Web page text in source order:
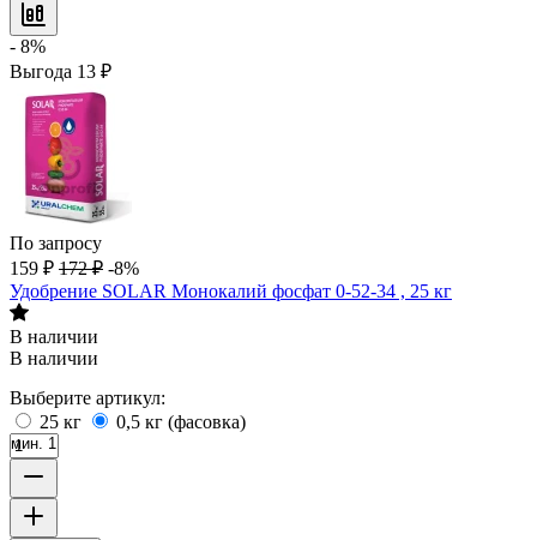
- 8%
Выгода 13 ₽
По запросу
159 ₽ 172 ₽ -8%
Удобрение SOLAR Монокалий фосфат 0-52-34 , 25 кг
В наличии
В наличии
Выберите артикул:
25 кг
0,5 кг (фасовка)
мин. 1